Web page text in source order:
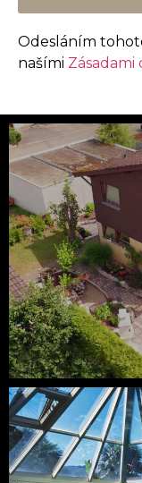
Odesláním
našími